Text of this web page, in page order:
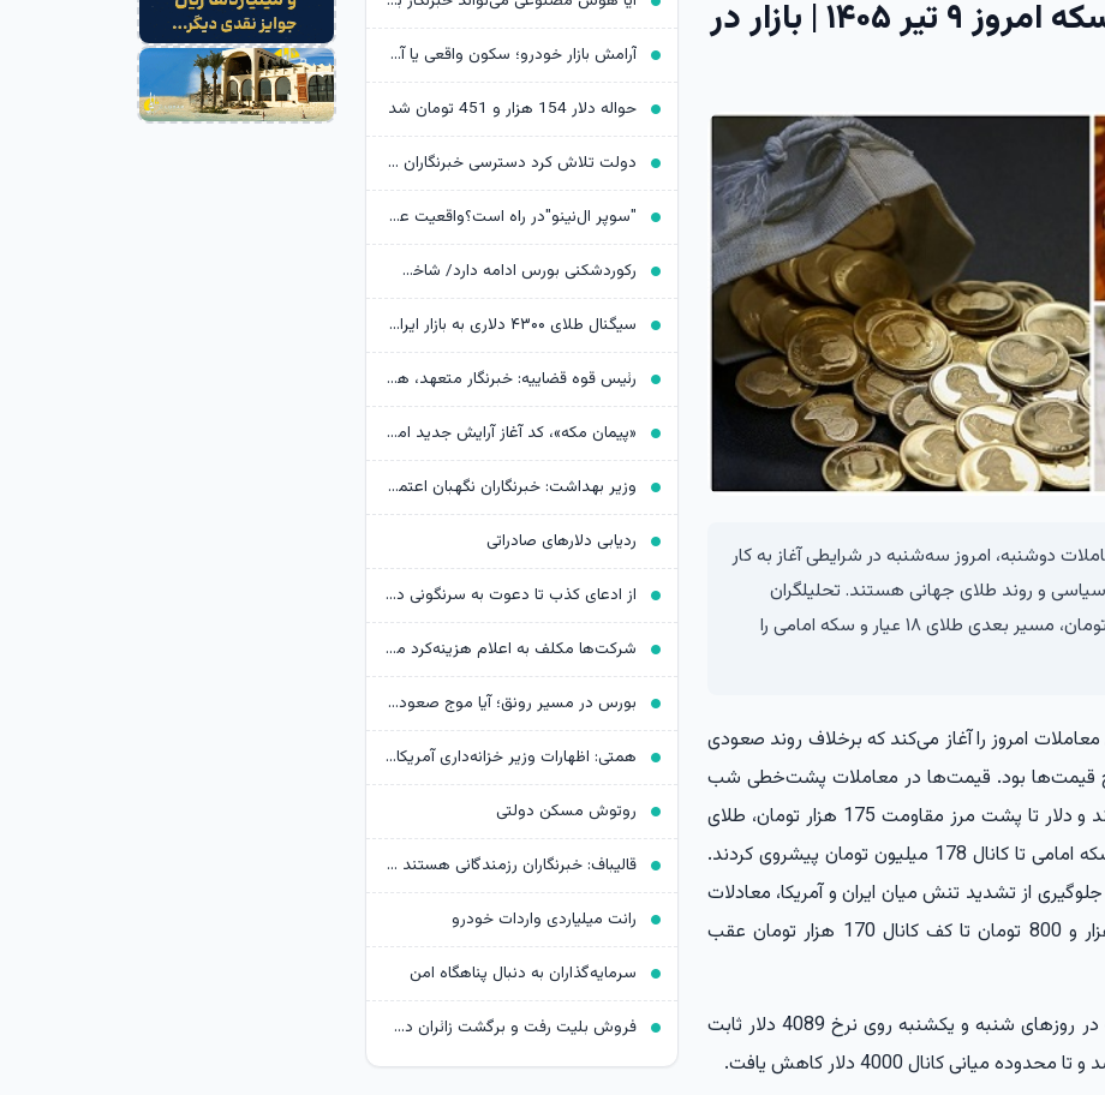
پیش‌بینی قیمت طلا، دلار و سکه امروز ۹ تیر ۱۴۰۵ | بازار در
دوشنبه، امروز سه‌شنبه در شرایطی آغاز به کار
و روند طلای جهانی هستند. تحلیلگران
معتقدند واکنش قیمت دلار به حمایت ۱۶۹ هزار تومان، مسیر بعدی طلای ۱۸ عیار و سکه امامی را
امروز را آغاز می‌کند که برخلاف روند صعودی
قیمت‌ها بود. قیمت‌ها در معاملات پشت‌خطی شب
یکشنبه همچنان به مسیر صعودی خود ادامه دادند و دلار تا پشت مرز مقاومت 175 هزار تومان، طلای
18 عیار تا کانال 17 میلیون و 300 هزار تومان و سکه امامی تا کانال 178 میلیون تومان پیشروی کردند.
از تشدید تنش میان ایران و آمریکا، معادلات
بازار را تغییر داد؛ به‌طوری که قیمت تتر از 174 هزار و 800 تومان تا کف کانال 170 هزار تومان عقب
همچنین قیمت طلای جهانی که به دلیل تعطیلات در روزهای شنبه و یکشنبه روی نرخ 4089 دلار ثابت
کانال 4000 دلار کاهش یافت.
آرامش بازار خودرو؛ سکون واقعی یا آرامش پیش از موج جدید قیمت‌ها؟
حواله دلار 154 هزار و 451 تومان شد
دولت تلاش کرد دسترسی خبرنگاران به مدیران و اطلاعات را هموارتر کند
"سوپر ال‌نینو"در راه است؟واقعیت علمی پشت یک عنوان جنجالی
رکوردشکنی بورس ادامه دارد/ شاخص وارد کانال 5.5 میلیون واحد شد
سیگنال طلای ۴۳۰۰ دلاری به بازار ایران/ دلار مانع صعود طلا و سکه می‌شود؟
رئیس قوه قضاییه: خبرنگار متعهد، هم‌سنگر رزمندگان پشت لانچر است
«پیمان مکه»، کد آغاز آرایش جدید امنیتی در منطقه؟
وزیر بهداشت: خبرنگاران نگهبان اعتماد عمومی هستند
ردیابی دلارهای صادراتی
از ادعای کذب تا دعوت به سرنگونی دولت/ واکنش‌ها به اظهارات باقر خرازی‌
شرکت‌ها مکلف به اعلام هزینه‌کرد مسئولیت اجتماعی شدند
بورس در مسیر رونق؛ آیا موج صعودی پایدار می‌ماند؟
همتی: اظهارات وزیر خزانه‌داری آمریکا با مواضع قبلی وی درباره اقتصاد ایران متناقض است
روتوش مسکن دولتی
قالیباف: خبرنگاران رزمندگانی هستند که سنگرشان آگاهی و سلاح‌شان حقیقت است
رانت میلیاردی واردات خودرو
سرمایه‌گذاران به دنبال پناهگاه امن
فروش بلیت رفت و برگشت زائران دهه پایانی صفر از ۱۷ مرداد آغاز می‌شود